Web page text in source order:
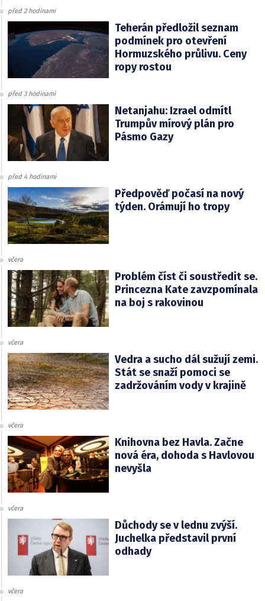
před 2 hodinami
Teherán předložil seznam
podmínek pro otevření
Hormuzského průlivu. Ceny
ropy rostou
před 3 hodinami
Netanjahu: Izrael odmítl
Trumpův mírový plán pro
Pásmo Gazy
před 4 hodinami
Předpověď počasí na nový
týden. Orámují ho tropy
včera
Problém číst či soustředit se.
Princezna Kate zavzpomínala
na boj s rakovinou
včera
Vedra a sucho dál sužují zemi.
Stát se snaží pomoci se
zadržováním vody v krajině
včera
Knihovna bez Havla. Začne
nová éra, dohoda s Havlovou
nevyšla
včera
Důchody se v lednu zvýší.
Juchelka představil první
odhady
včera